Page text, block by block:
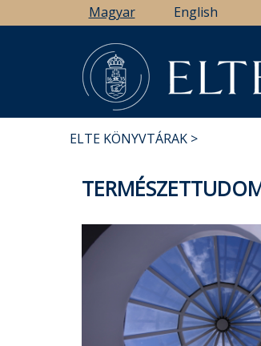
a
Magyar English
ELTE KÖNYVTÁRAK